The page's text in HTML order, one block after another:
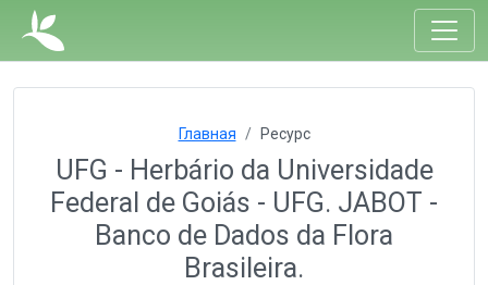
Главная Ресурс
UFG - Herbário da Universidade
Federal de Goiás - UFG. JABOT -
Banco de Dados da Flora
Brasileira.